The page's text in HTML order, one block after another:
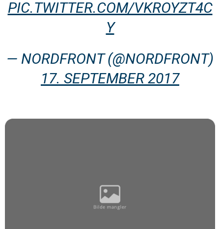
PIC.TWITTER.COM/VKROYZT4C
Y
— NORDFRONT (@NORDFRONT)
17. SEPTEMBER 2017